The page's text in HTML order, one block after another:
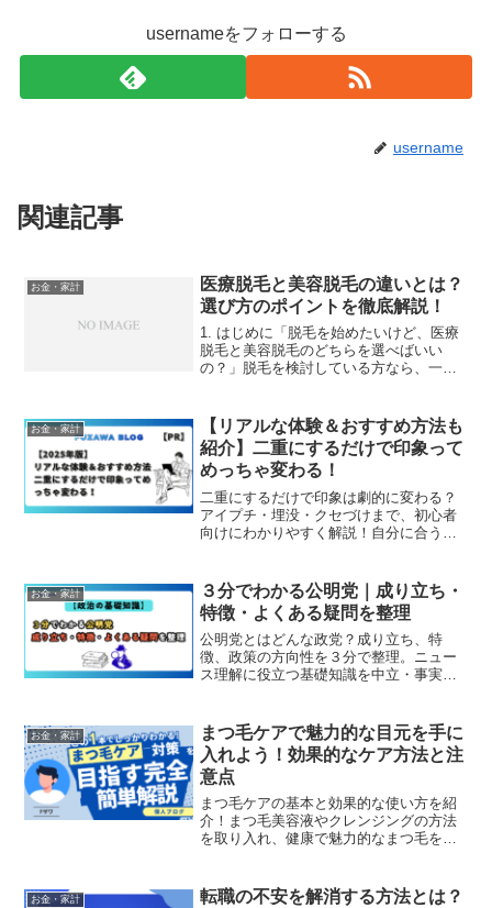
usernameをフォローする
username
関連記事
お金・家計
医療脱毛と美容脱毛の違いとは？
選び方のポイントを徹底解説！
1. はじめに「脱毛を始めたいけど、医療
脱毛と美容脱毛のどちらを選べばいい
の？」脱毛を検討している方なら、一度
も、ムダ毛をケアするための方法です
が、それぞれ効果や費用、施...
お金・家計
【リアルな体験＆おすすめ方法も
紹介】二重にするだけで印象って
めっちゃ変わる！
二重にするだけで印象は劇的に変わる？
アイプチ・埋没・クセづけまで、初心者
向けにわかりやすく解説！自分に合う方
お金・家計
３分でわかる公明党｜成り立ち・
特徴・よくある疑問を整理
公明党とはどんな政党？成り立ち、特
徴、政策の方向性を３分で整理。ニュー
ス理解に役立つ基礎知識を中立・事実ベ
お金・家計
まつ毛ケアで魅力的な目元を手に
入れよう！効果的なケア方法と注
意点
まつ毛ケアの基本と効果的な使い方を紹
介！まつ毛美容液やクレンジングの方法
を取り入れ、健康で魅力的なまつ毛を育
お金・家計 転職の不安を解消する方法とは？